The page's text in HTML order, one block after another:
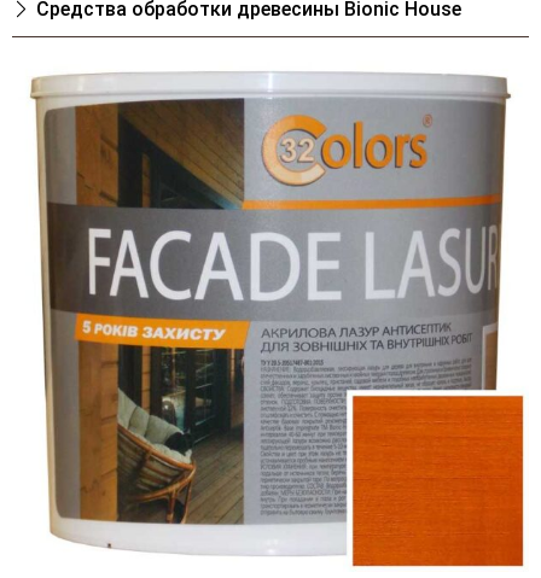
Cредства обработки древесины Bionic House